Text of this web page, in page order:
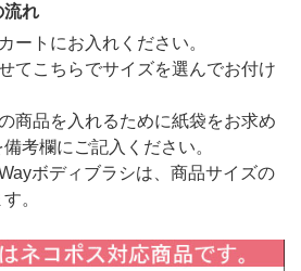
流れ
ートにお入れください。
てこちらでサイズを選んでお付け
商品を入れるために紙袋をお求め
考欄にご記入ください。
ボディブラシは、商品サイズの
。